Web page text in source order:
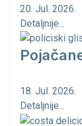
20. Jul. 2026.
Detaljnije...
18. Jul. 2026.
Detaljnije...